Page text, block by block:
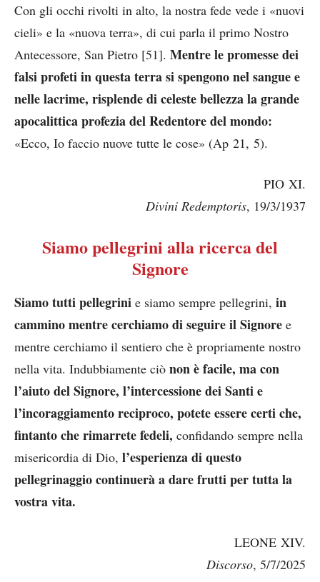
Con gli occhi rivolti in alto, la nostra fede vede i «nuovi
cieli» e la «nuova terra», di cui parla il primo Nostro
Antecessore, San Pietro [51]. Mentre le promesse dei
falsi profeti in questa terra si spengono nel sangue e
nelle lacrime, risplende di celeste bellezza la grande
apocalittica profezia del Redentore del mondo:
«Ecco, Io faccio nuove tutte le cose» (Ap 21, 5).
PIO XI.
Divini Redemptoris, 19/3/1937
Siamo pellegrini alla ricerca del
Signore
Siamo tutti pellegrini e siamo sempre pellegrini, in
cammino mentre cerchiamo di seguire il Signore e
mentre cerchiamo il sentiero che è propriamente nostro
nella vita. Indubbiamente ciò non è facile, ma con
l’aiuto del Signore, l’intercessione dei Santi e
l’incoraggiamento reciproco, potete essere certi che,
fintanto che rimarrete fedeli, confidando sempre nella
misericordia di Dio, l’esperienza di questo
pellegrinaggio continuerà a dare frutti per tutta la
vostra vita.
LEONE XIV.
Discorso, 5/7/2025